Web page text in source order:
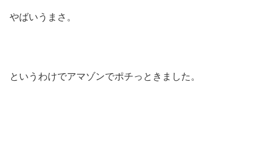
やばいうまさ。
というわけでアマゾンでポチっときました。